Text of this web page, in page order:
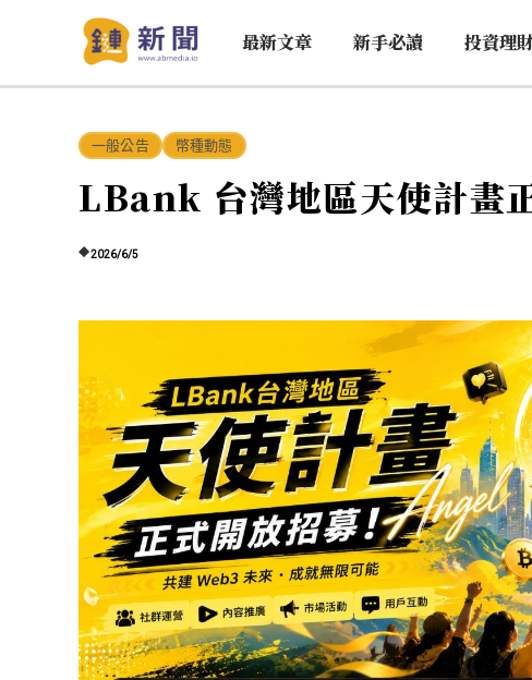
最新文章 新手必讀 投資理
一般公告 幣種動態
LBank 台灣地區天使計畫
2026/6/5